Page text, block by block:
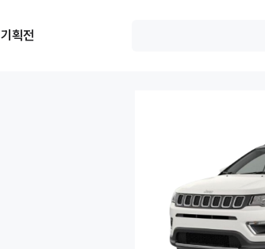
기획전